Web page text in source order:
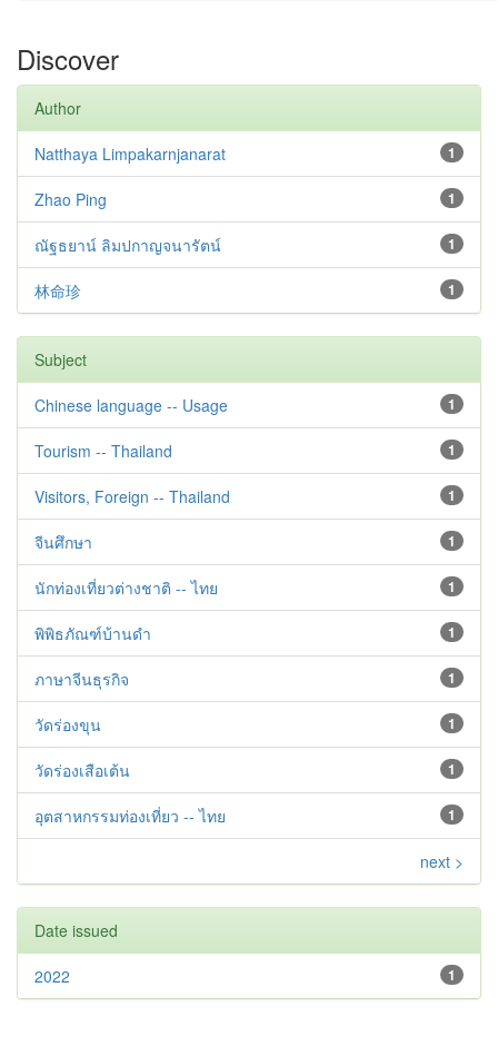
Discover
Author
1
Natthaya Limpakarnjanarat
1
Zhao Ping
1
ณัฐธยาน์ ลิมปกาญจนารัตน์
1
林命珍
Subject
1
Chinese language -- Usage
1
Tourism -- Thailand
1
Visitors, Foreign -- Thailand
1
จีนศึกษา
1
นักท่องเที่ยวต่างชาติ -- ไทย
1
พิพิธภัณฑ์บ้านดำ
1
ภาษาจีนธุรกิจ
1
วัดร่องขุน
1
วัดร่องเสือเต้น
1
อุตสาหกรรมท่องเที่ยว -- ไทย
next >
Date issued
1
2022